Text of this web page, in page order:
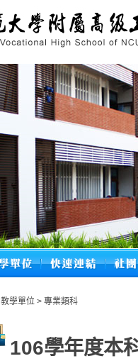
教學單位 > 專業類科
106學年度本